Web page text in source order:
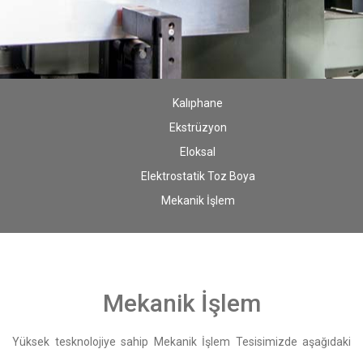
Kalıphane
Ekstrüzyon
Eloksal
Elektrostatik Toz Boya
Mekanik İşlem
Mekanik İşlem
Yüksek tesknolojiye sahip Mekanik İşlem Tesisimizde aşağıdaki